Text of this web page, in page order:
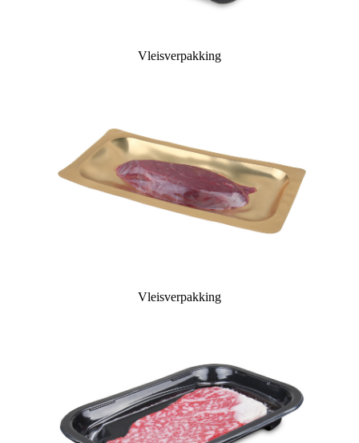
Vleisverpakking
Vleisverpakking